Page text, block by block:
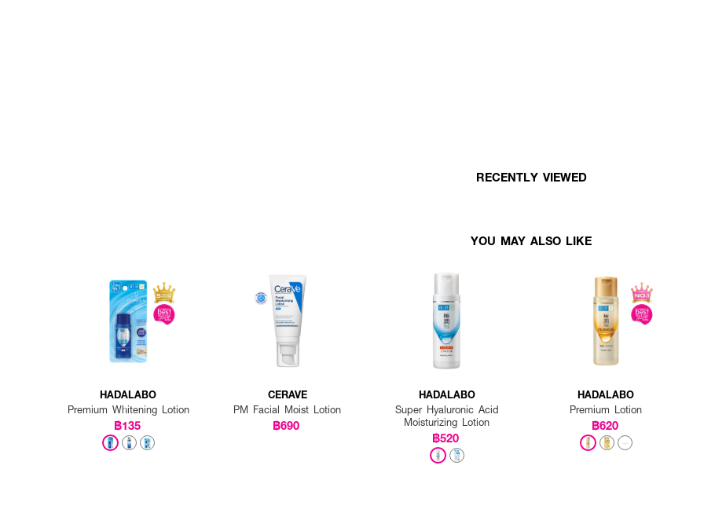
RECENTLY VIEWED
YOU MAY ALSO LIKE
HADALABO
Premium Whitening Lotion
฿135
CERAVE
PM Facial Moist Lotion
฿690
HADALABO
Super Hyaluronic Acid
Moisturizing Lotion
฿520
HADALABO
Premium Lotion
฿620